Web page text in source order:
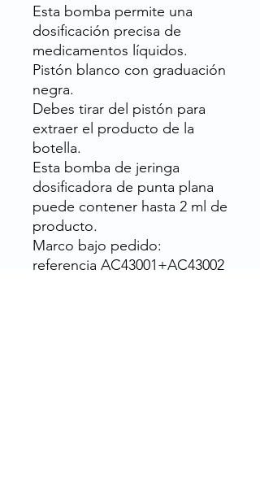
Esta bomba permite una
dosificación precisa de
medicamentos líquidos.
Pistón blanco con graduación
negra.
Debes tirar del pistón para
extraer el producto de la
botella.
Esta bomba de jeringa
dosificadora de punta plana
puede contener hasta 2 ml de
producto.
Marco bajo pedido:
referencia AC43001+AC43002